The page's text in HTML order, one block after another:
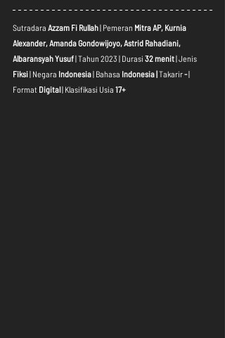
Sutradara Azzam Fi Rullah | Pemeran Mitra AP, Kurnia
Alexander, Amanda Gondowijoyo, Astrid Rahadiani,
Albaransyah Yusuf | Tahun 2023 | Durasi 32 menit | Jenis
Fiksi | Negara Indonesia | Bahasa Indonesia | Takarir - |
Format Digital | Klasifikasi Usia 17+